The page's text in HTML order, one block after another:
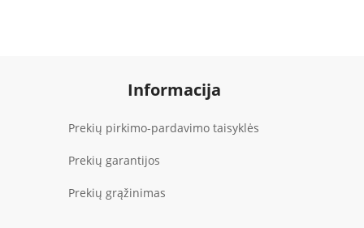
Informacija
Prekių pirkimo-pardavimo taisyklės
Prekių garantijos
Prekių grąžinimas